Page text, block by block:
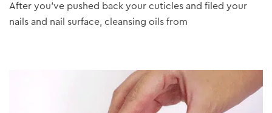
After you’ve pushed back your cuticles and filed your
nails and nail surface, cleansing oils from